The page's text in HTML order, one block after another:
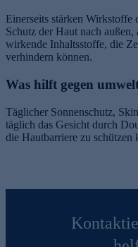
Einerseits stärken Wirkstoffe
Schutz der Haut nach
wirkende Inhaltsstoffe, die
verhindern können.
Was hilft gegen
Täglicher Sonnenschutz,
täglich das Gesicht durch
die Hautbarriere zu